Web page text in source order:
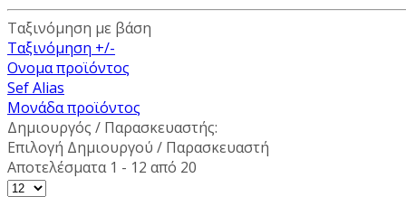
Ταξινόμηση με βάση
Ταξινόμηση +/-
Ονομα προϊόντος
Sef Alias
Μονάδα προϊόντος
Δημιουργός / Παρασκευαστής:
Επιλογή Δημιουργού / Παρασκευαστή
Αποτελέσματα 1 - 12 από 20